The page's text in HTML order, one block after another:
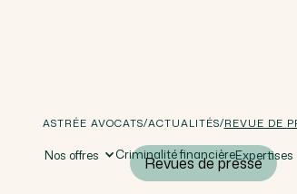
Nos offres Criminalité financièreExpertises
ASTRÉE AVOCATS/ACTUALITÉS/REVUE DE
Revues de presse